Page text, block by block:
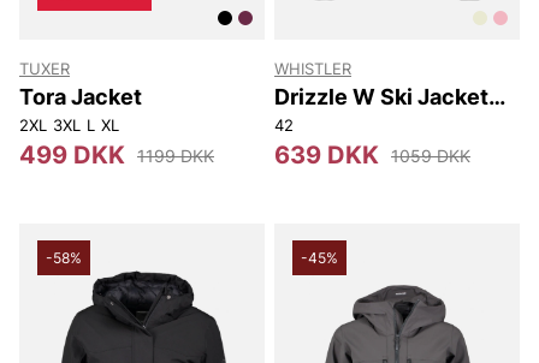
TUXER
Tora Jacket
2XL 3XL L XL
499 DKK 1199 DKK
WHISTLER
Drizzle W Ski Jacket
W-Pro 10000
42
639 DKK 1059 DKK
-58% -45%